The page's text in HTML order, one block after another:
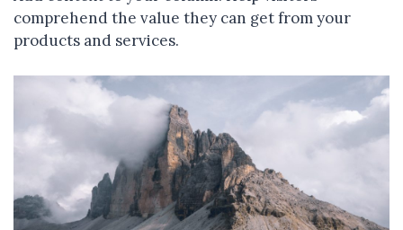
comprehend the value they can get from your
products and services.